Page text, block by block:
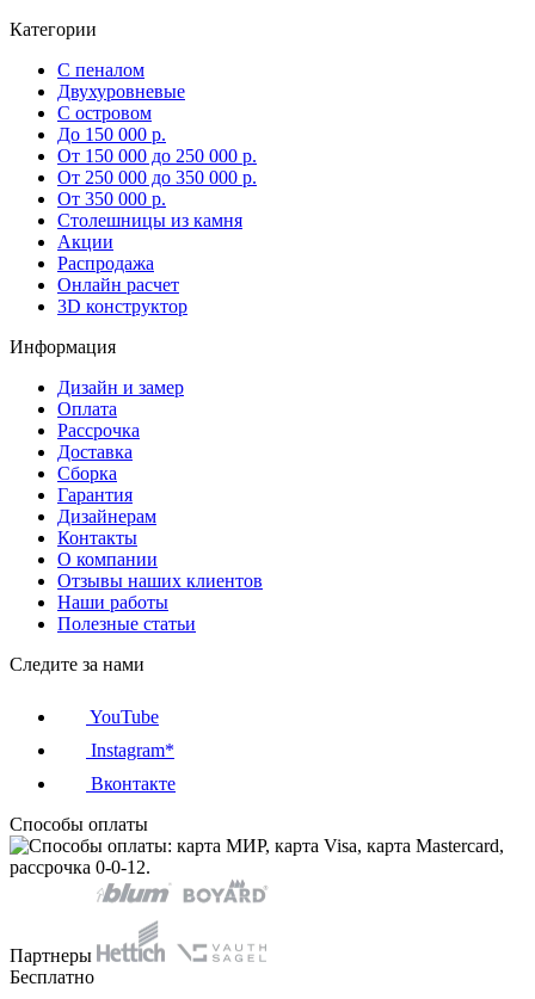
Категории
С пеналом
Двухуровневые
С островом
До 150 000 р.
От 150 000 до 250 000 р.
От 250 000 до 350 000 р.
От 350 000 р.
Столешницы из камня
Акции
Распродажа
Онлайн расчет
3D конструктор
Информация
Дизайн и замер
Оплата
Рассрочка
Доставка
Сборка
Гарантия
Дизайнерам
Контакты
О компании
Отзывы наших клиентов
Наши работы
Полезные статьи
Следите за нами
YouTube
Instagram*
Вконтакте
Способы оплаты
Партнеры
Бесплатно